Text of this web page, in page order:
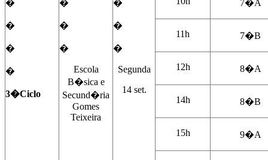
�
�
�
�
3�Ciclo
�
�
�
Escola
B�sica e
Secund�ria
Gomes
Teixeira
�
�
�
Segunda
14 set.
7�A
11h 7�B
12h 8�A
14h 8�B
15h 9�A